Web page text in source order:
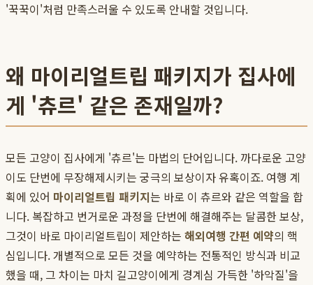
'꾹꾹이'처럼 만족스러울 수 있도록 안내할 것입니다.
왜 마이리얼트립 패키지가 집사에
게 '츄르' 같은 존재일까?
모든 고양이 집사에게 '츄르'는 마법의 단어입니다. 까다로운 고양
이도 단번에 무장해제시키는 궁극의 보상이자 유혹이죠. 여행 계
획에 있어 마이리얼트립 패키지는 바로 이 츄르와 같은 역할을 합
니다. 복잡하고 번거로운 과정을 단번에 해결해주는 달콤한 보상,
그것이 바로 마이리얼트립이 제안하는 해외여행 간편 예약의 핵
심입니다. 개별적으로 모든 것을 예약하는 전통적인 방식과 비교
했을 때, 그 차이는 마치 길고양이에게 경계심 가득한 '하악질'을